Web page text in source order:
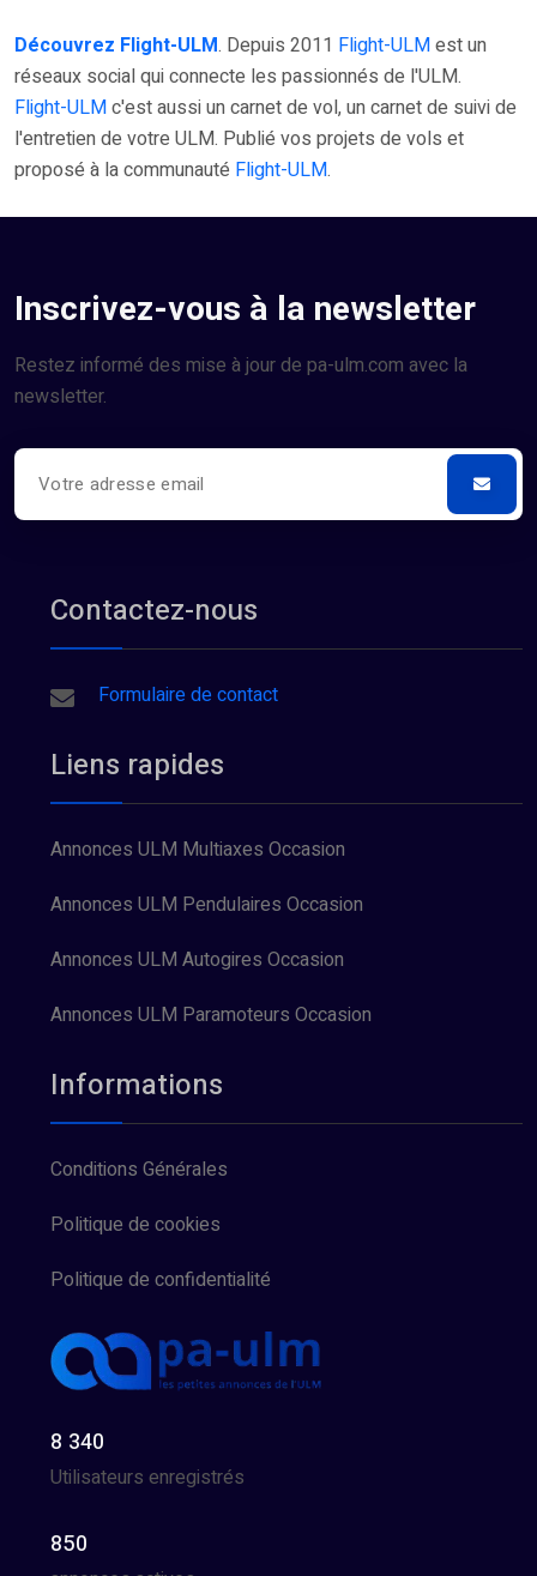
Découvrez Flight-ULM. Depuis 2011 Flight-ULMest un
réseaux social qui connecte les passionnés de l'ULM.
Flight-ULMc'est aussi un carnet de vol, un carnet de suivi de
l'entretien de votre ULM. Publié vos projets de vols et
proposé à la communauté Flight-ULM.
Inscrivez-vous à la newsletter
Restez informé des mise à jour de pa-ulm.com avec la
newsletter.
Contactez-nous
Formulaire de contact
Liens rapides
Annonces ULM Multiaxes Occasion
Annonces ULM Pendulaires Occasion
Annonces ULM Autogires Occasion
Annonces ULM Paramoteurs Occasion
Informations
Conditions Générales
Politique de cookies
Politique de confidentialité
8 340
Utilisateurs enregistrés
850